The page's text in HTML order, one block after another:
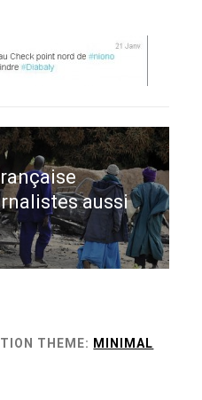
aussi
THEME: MINIMAL